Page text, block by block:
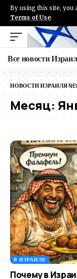
By using this site, you
Terms of Use.
Все новости
НОВОСТИ ИЗРАИЛЯ
Месяц:
В ИЗРАИЛЕ
Почему в